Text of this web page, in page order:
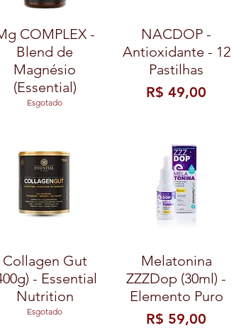
COMPLEX -
Blend de
Magnésio
(Essential)
Esgotado
NACDOP -
Antioxidante - 12
Pastilhas
Preço
R$ 49,00
Collagen Gut
- Essential
Nutrition
Esgotado
Melatonina
ZZZDop (30ml) -
Elemento Puro
Preço
R$ 59,00